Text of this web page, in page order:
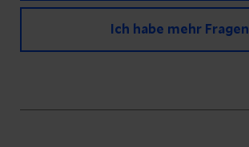
Ich habe mehr Fragen